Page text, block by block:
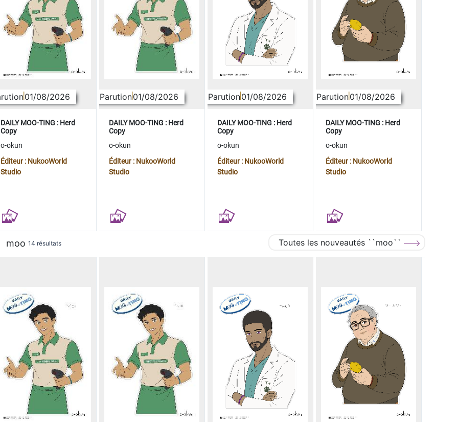
01/08/2026
DAILY MOO-TING : Herd
Copy
o-okun
Éditeur : NukooWorld
Studio
Parution01/08/2026
DAILY MOO-TING : Herd
Copy
o-okun
Éditeur : NukooWorld
Studio
Parution01/08/2026
DAILY MOO-TING : Herd
Copy
o-okun
Éditeur : NukooWorld
Studio
Parution01/08/2026
DAILY MOO-TING : Herd
Copy
o-okun
Éditeur : NukooWorld
Studio
moo 14 résultats Toutes les nouveautés ``moo``